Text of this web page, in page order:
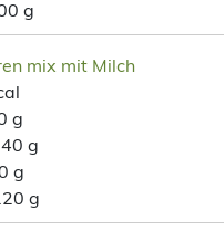
g
mix mit Milch
g
g
g
g